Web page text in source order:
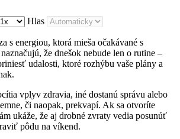
Hlas
s energiou, ktorá mieša očakávané s
že dnešok nebude len o rutine –
udalosti, ktoré rozhýbu vaše plány a
vplyv zdravia, iné dostanú správu alebo
či naopak, prekvapí. Ak sa otvoríte
ukáže, že aj drobné zvraty vedia posunúť
pôdu na víkend.